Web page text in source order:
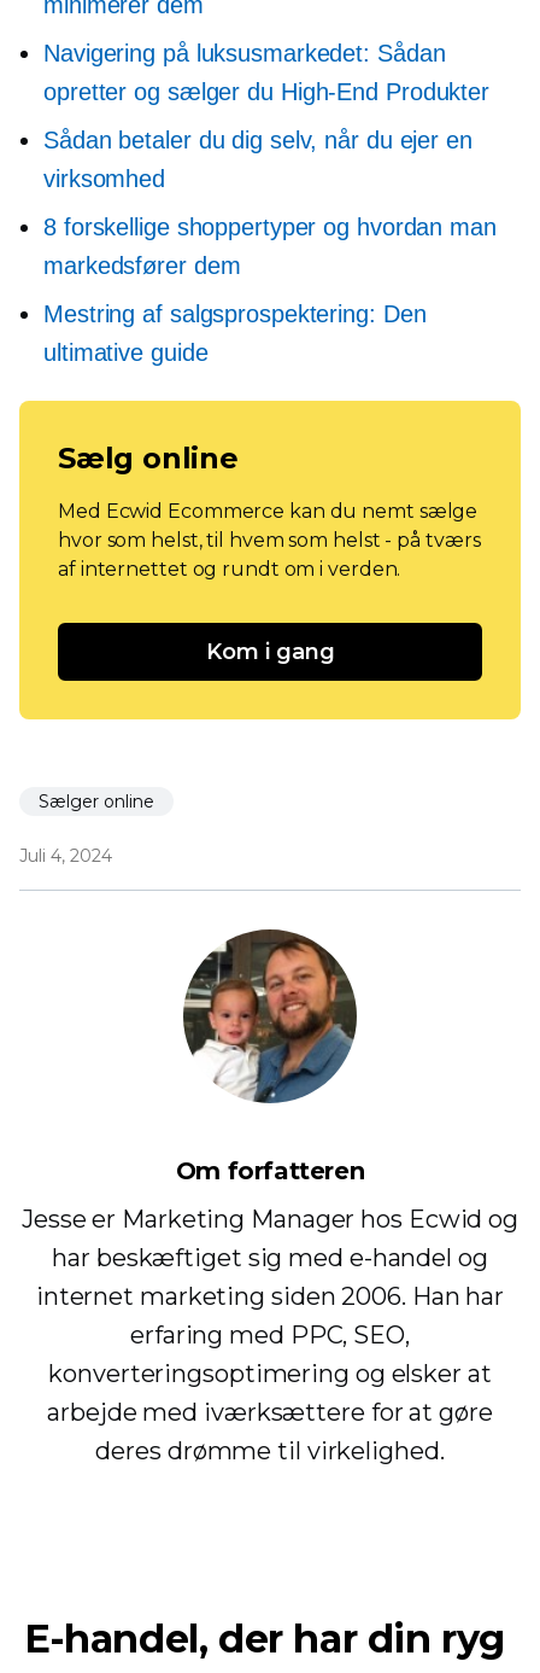
Navigering på luksusmarkedet: Sådan
opretter og sælger du High-End Produkter
Sådan betaler du dig selv, når du ejer en
virksomhed
8 forskellige shoppertyper og hvordan man
markedsfører dem
Mestring af salgsprospektering: Den
ultimative guide
Sælg online
Med Ecwid Ecommerce kan du nemt sælge
hvor som helst, til hvem som helst - på tværs
af internettet og rundt om i verden.
Kom i gang
Sælger online
Juli 4, 2024
Om forfatteren
Jesse er Marketing Manager hos Ecwid og
har beskæftiget sig med e-handel og
internet marketing siden 2006. Han har
erfaring med PPC, SEO,
konverteringsoptimering og elsker at
arbejde med iværksættere for at gøre
deres drømme til virkelighed.
E-handel, der har din ryg